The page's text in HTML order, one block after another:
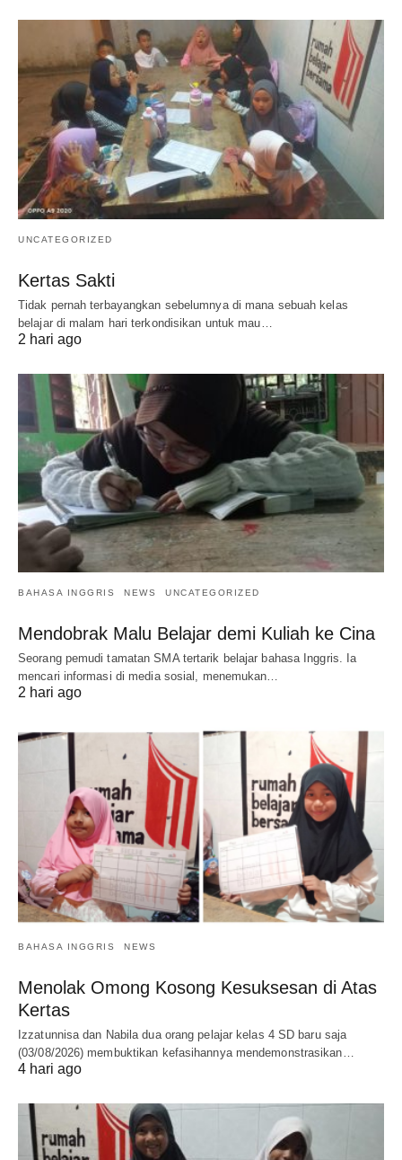
UNCATEGORIZED
Kertas Sakti
Tidak pernah terbayangkan sebelumnya di mana sebuah kelas
belajar di malam hari terkondisikan untuk mau…
2 hari ago
BAHASA INGGRIS NEWS UNCATEGORIZED
Mendobrak Malu Belajar demi Kuliah ke Cina
Seorang pemudi tamatan SMA tertarik belajar bahasa Inggris. Ia
mencari informasi di media sosial, menemukan…
2 hari ago
BAHASA INGGRIS NEWS
Menolak Omong Kosong Kesuksesan di Atas
Kertas
Izzatunnisa dan Nabila dua orang pelajar kelas 4 SD baru saja
(03/08/2026) membuktikan kefasihannya mendemonstrasikan…
4 hari ago